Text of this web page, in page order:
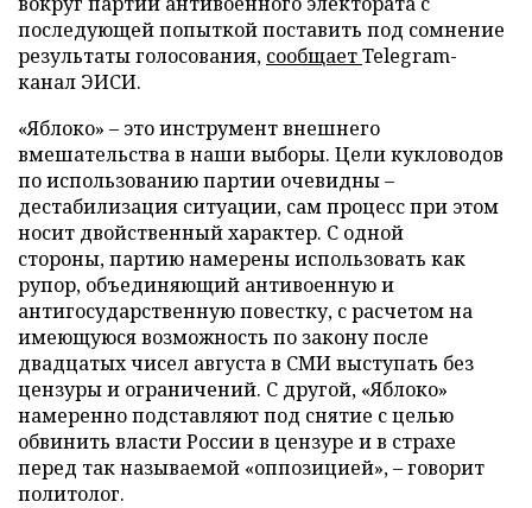
последующей попыткой поставить под сомнение
результаты голосования, сообщаетTelegram-
канал ЭИСИ.
«Яблоко» – это инструмент внешнего
вмешательства в наши выборы. Цели кукловодов
по использованию партии очевидны –
дестабилизация ситуации, сам процесс при этом
носит двойственный характер. С одной
стороны, партию намерены использовать как
рупор, объединяющий антивоенную и
антигосударственную повестку, с расчетом на
имеющуюся возможность по закону после
двадцатых чисел августа в СМИ выступать без
цензуры и ограничений. С другой, «Яблоко»
намеренно подставляют под снятие с целью
обвинить власти России в цензуре и в страхе
перед так называемой «оппозицией», – говорит
политолог.